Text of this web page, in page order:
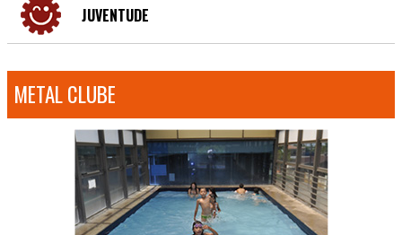
JUVENTUDE
METAL CLUBE